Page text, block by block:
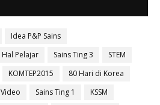
Idea P&P Sains
Hal Pelajar Sains Ting 3
STEM
KOMTEP2015
80 Hari di Korea
Video Sains Ting 1
KSSM